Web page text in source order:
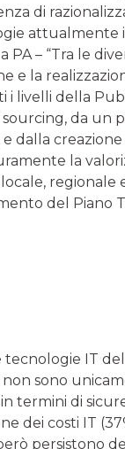
di
attualmente
– “Tra le
e la
livelli della
da un
dalla
la
regionale
del Piano
IT
sono
termini di
dei costi IT
persistono